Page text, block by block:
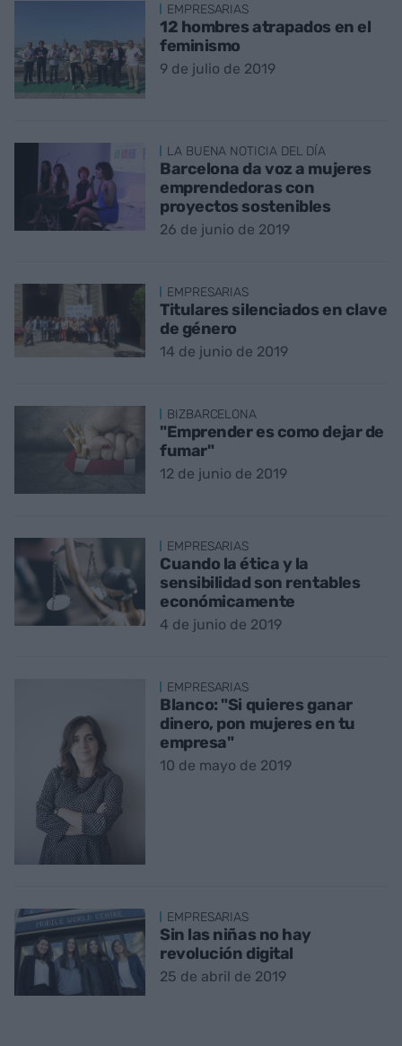
EMPRESARIAS
12 hombres atrapados en el
feminismo
9 de julio de 2019
LA BUENA NOTICIA DEL DÍA
Barcelona da voz a mujeres
emprendedoras con
proyectos sostenibles
26 de junio de 2019
EMPRESARIAS
Titulares silenciados en clave
de género
14 de junio de 2019
BIZBARCELONA
"Emprender es como dejar de
fumar"
12 de junio de 2019
EMPRESARIAS
Cuando la ética y la
sensibilidad son rentables
económicamente
4 de junio de 2019
EMPRESARIAS
Blanco: "Si quieres ganar
dinero, pon mujeres en tu
empresa"
10 de mayo de 2019
EMPRESARIAS
Sin las niñas no hay
revolución digital
25 de abril de 2019